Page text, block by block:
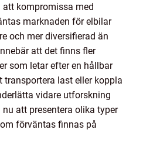
kompromissa med
marknaden för elbilar
och mer diversifierad än
att det finns fler
som letar efter en hållbar
last eller koppla
vidare utforskning
att presentera olika typer
förväntas finnas på